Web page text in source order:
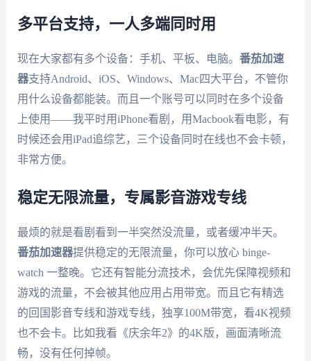
多平台支持，一人多端同时用
现在大家都有多个设备：手机、平板、电脑。 番茄加速
器支持Android、iOS、Windows、Mac四大平台，不管你
用什么设备都能装。而且一个账号可以同时在多个设备
上使用——我平时用iPhone看剧，用Macbook看电影，有
时候还会用iPad追综艺，三个设备同时在线也不会卡顿，
非常方便。
稳定无限流量，专属影音游戏专线
最烦的就是看剧看到一半突然没流量，或者缓冲半天。
番茄加速器提供稳定的无限流量，你可以放心 binge-
watch 一整晚。它还有智能分流技术，会优先保障视频和
游戏的流量，不会被其他应用占用带宽。而且它有精选
的回国影音专线和游戏专线，独享100M带宽，看4K视频
也不会卡。比如我看《庆余年2》的4K版，画面清晰流
畅，没有任何掉帧。